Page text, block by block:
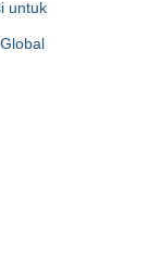
untuk